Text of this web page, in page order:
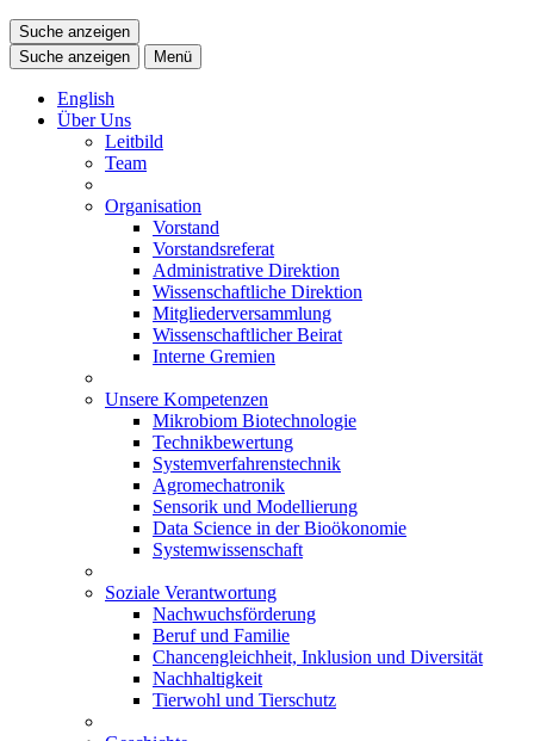
Suche anzeigen
Suche anzeigen
Menü
English
Über Uns
Leitbild
Team
Organisation
Vorstand
Vorstandsreferat
Administrative Direktion
Wissenschaftliche Direktion
Mitgliederversammlung
Wissenschaftlicher Beirat
Interne Gremien
Unsere Kompetenzen
Mikrobiom Biotechnologie
Technikbewertung
Systemverfahrenstechnik
Agromechatronik
Sensorik und Modellierung
Data Science in der Bioökonomie
Systemwissenschaft
Soziale Verantwortung
Nachwuchsförderung
Beruf und Familie
Chancengleichheit, Inklusion und Diversität
Nachhaltigkeit
Tierwohl und Tierschutz